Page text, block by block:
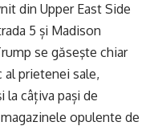
din Upper East Side
5 și Madison
se găseşte chiar
prietenei sale,
la câțiva pași de
opulente de